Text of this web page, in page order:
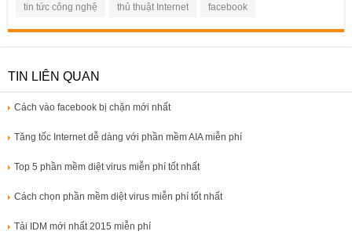
tin tức công nghệ thủ thuật Internet facebook
TIN LIÊN QUAN
Cách vào facebook bị chặn mới nhất
Tăng tốc Internet dễ dàng với phần mềm AIA miễn phí
Top 5 phần mềm diệt virus miễn phí tốt nhất
Cách chọn phần mềm diệt virus miễn phí tốt nhất
Tải IDM mới nhất 2015 miễn phí